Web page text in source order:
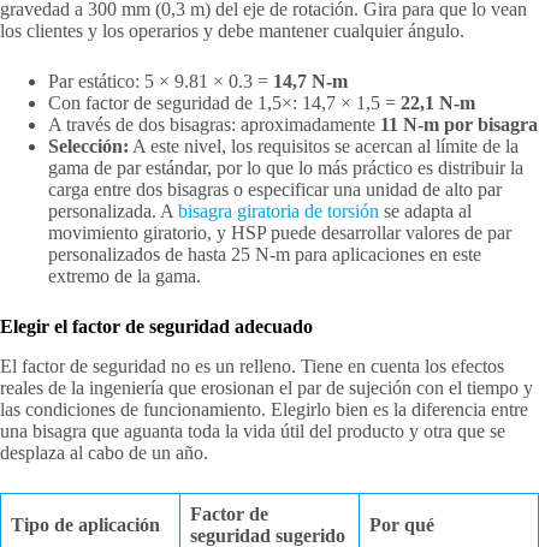
gravedad a 300 mm (0,3 m) del eje de rotación. Gira para que lo vean
los clientes y los operarios y debe mantener cualquier ángulo.
Par estático: 5 × 9.81 × 0.3 = 14,7 N-m
Con factor de seguridad de 1,5×: 14,7 × 1,5 = 22,1 N-m
A través de dos bisagras: aproximadamente 11 N-m por bisagra
Selección: A este nivel, los requisitos se acercan al límite de la
gama de par estándar, por lo que lo más práctico es distribuir la
carga entre dos bisagras o especificar una unidad de alto par
personalizada. A bisagra giratoria de torsión se adapta al
movimiento giratorio, y HSP puede desarrollar valores de par
personalizados de hasta 25 N-m para aplicaciones en este
extremo de la gama.
Elegir el factor de seguridad adecuado
El factor de seguridad no es un relleno. Tiene en cuenta los efectos
reales de la ingeniería que erosionan el par de sujeción con el tiempo y
las condiciones de funcionamiento. Elegirlo bien es la diferencia entre
una bisagra que aguanta toda la vida útil del producto y otra que se
desplaza al cabo de un año.
Tipo de aplicación
Factor de
seguridad sugerido
Por qué